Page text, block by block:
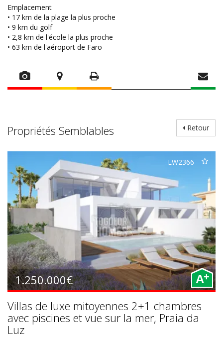
Emplacement
• 17 km de la plage la plus proche
• 9 km du golf
• 2,8 km de l'école la plus proche
• 63 km de l'aéroport de Faro
Retour
Propriétés Semblables
LW2366
1.250.000€ A+
Villas de luxe mitoyennes 2+1 chambres
avec piscines et vue sur la mer, Praia da
Luz